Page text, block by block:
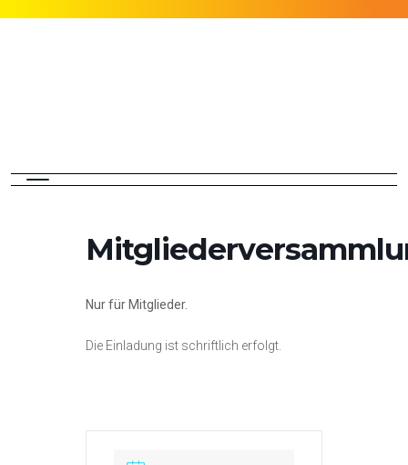
Nur für Mitglieder.
Die Einladung ist schriftlich erfolgt.